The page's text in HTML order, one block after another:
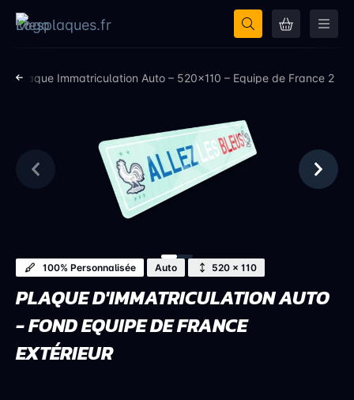
Plaque Immatriculation Auto – 520×110 – Equipe de France 2
100% Personnalisée Auto 520 × 110
PLAQUE D'IMMATRICULATION AUTO
- FOND EQUIPE DE FRANCE
EXTÉRIEUR